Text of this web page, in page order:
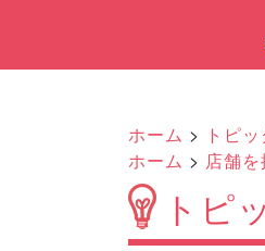
ホーム > トピ
ホーム > 店舗
トピ